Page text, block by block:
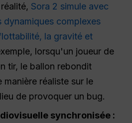
Sora 2 simule avec
dynamiques complexes
la gravité et
lorsqu'un joueur de
tir, le ballon rebondit
manière réaliste sur le
de provoquer un bug.
synchronisée :